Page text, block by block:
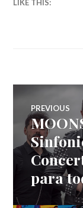
LIKE THIS:
de
PREVIOUS
Previous
post:
para